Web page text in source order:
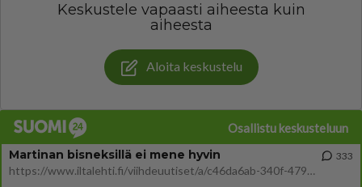
Keskustele vapaasti aiheesta kuin
aiheesta
Aloita keskustelu
Osallistu keskusteluun
Martinan bisneksillä ei mene hyvin
https://www.iltalehti.fi/viihdeuutiset/a/c46da6ab-340f-4790-aaa7-0865eed2336 Yrityksen konkurssihakemus on tullut kärä
333